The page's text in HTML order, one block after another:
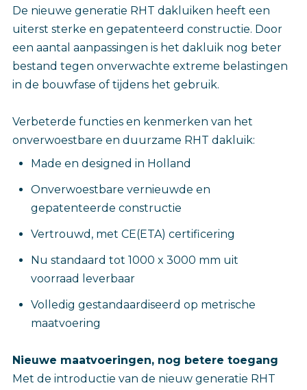
De nieuwe generatie RHT dakluiken heeft een
uiterst sterke en gepatenteerd constructie. Door
een aantal aanpassingen is het dakluik nog beter
bestand tegen onverwachte extreme belastingen
in de bouwfase of tijdens het gebruik.
Verbeterde functies en kenmerken van het
onverwoestbare en duurzame RHT dakluik:
Made en designed in Holland
Onverwoestbare vernieuwde en
gepatenteerde constructie
Vertrouwd, met CE(ETA) certificering
Nu standaard tot 1000 x 3000 mm uit
voorraad leverbaar
Volledig gestandaardiseerd op metrische
maatvoering
Nieuwe maatvoeringen, nog betere toegang
Met de introductie van de nieuw generatie RHT